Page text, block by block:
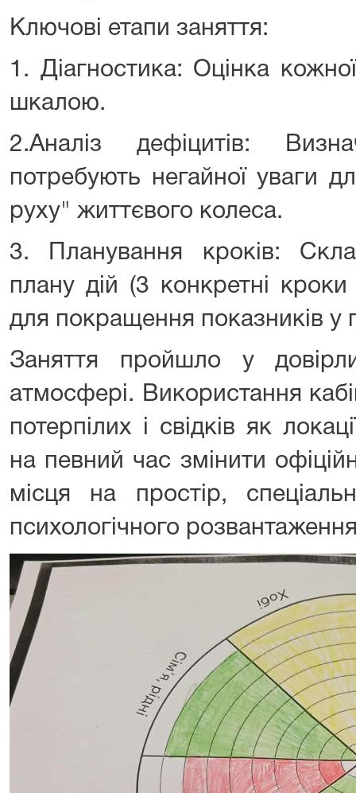
Ключові етапи заняття:
1. Діагностика: Оцінка
шкалою.
2.Аналіз дефіцитів:
потребують негайної уваги
руху" життєвого колеса.
3. Планування кроків:
плану дій (3 конкретні
для покращення показників у
Заняття пройшло у
атмосфері. Використання
потерпілих і свідків як
на певний час змінити
місця на простір,
психологічного